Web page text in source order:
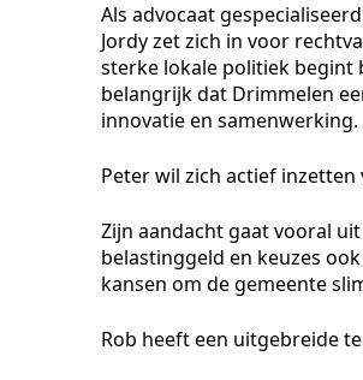
Als advocaat
Jordy zet zich in voor
sterke lokale politiek begint
belangrijk dat Drimmelen
innovatie en samenwerking.
Peter wil zich actief
Zijn aandacht gaat vooral
belastinggeld en keuzes
kansen om de gemeente
Rob heeft een uitgebreide